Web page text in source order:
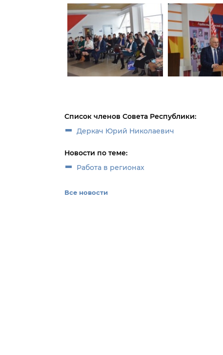
Список членов Совета Республики:
Деркач Юрий Николаевич
Новости по теме:
Работа в регионах
Все новости